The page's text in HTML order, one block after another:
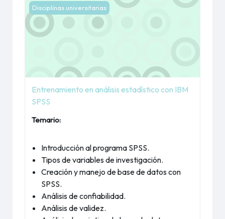
Imagen del curso Entrenamiento en análisis estadístico
Disciplinas universitarias
Entrenamiento en análisis estadístico con IBM
SPSS
Temario:
Introducción al programa SPSS.
Tipos de variables de investigación.
Creación y manejo de base de datos con
SPSS.
Análisis de confiabilidad.
Análisis de validez.